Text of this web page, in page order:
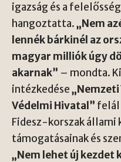
igazság és a
hangoztatta.„Nem
lennék bárkinél az
magyar milliók úgy
akarnak” – mondta.
intézkedése„Nemzeti
Védelmi Hivatal”
Fidesz-korszak állami
támogatásainak és
„Nem lehet új kezdet